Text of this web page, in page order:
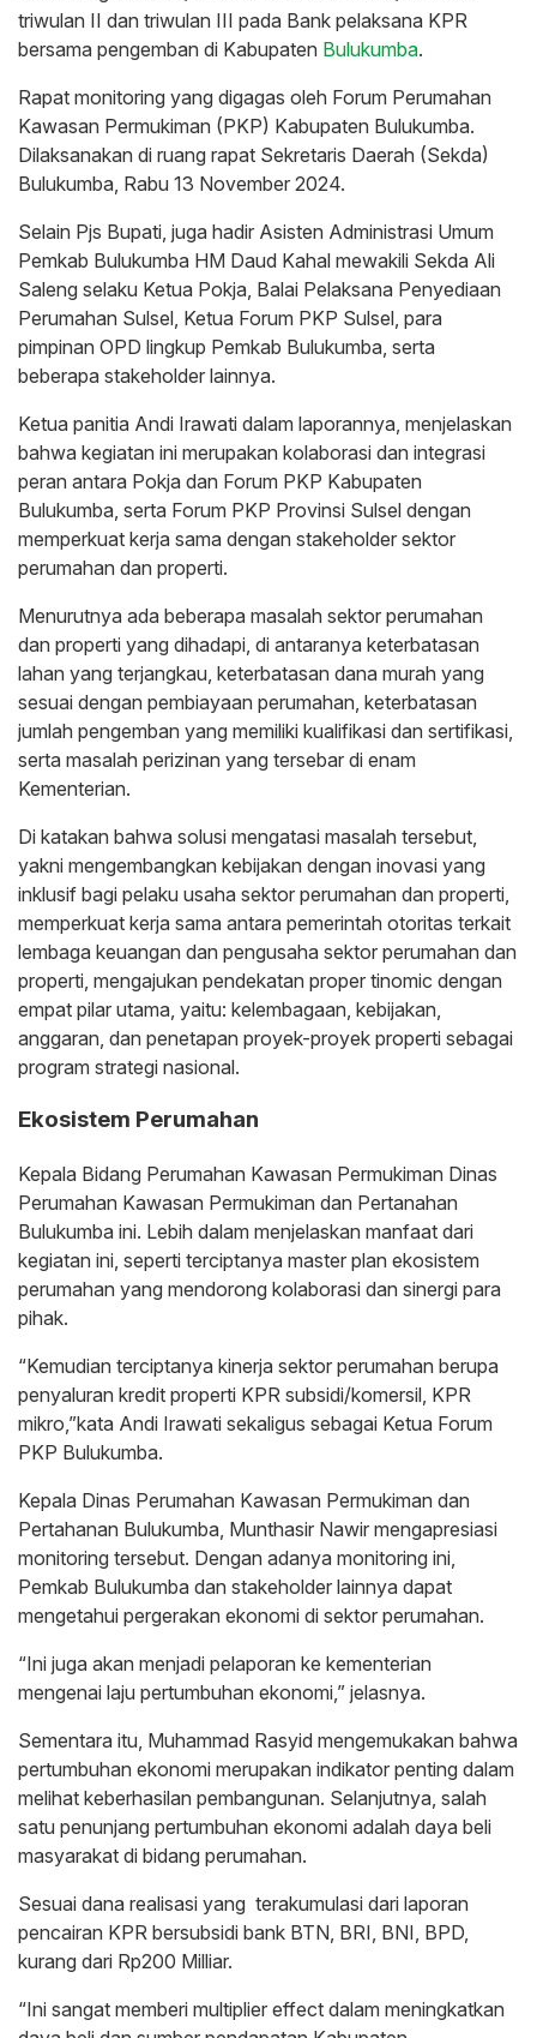
triwulan II dan triwulan III pada Bank pelaksana KPR
bersama pengemban di Kabupaten Bulukumba.
Rapat monitoring yang digagas oleh Forum Perumahan
Kawasan Permukiman (PKP) Kabupaten Bulukumba.
Dilaksanakan di ruang rapat Sekretaris Daerah (Sekda)
Bulukumba, Rabu 13 November 2024.
Selain Pjs Bupati, juga hadir Asisten Administrasi Umum
Pemkab Bulukumba HM Daud Kahal mewakili Sekda Ali
Saleng selaku Ketua Pokja, Balai Pelaksana Penyediaan
Perumahan Sulsel, Ketua Forum PKP Sulsel, para
pimpinan OPD lingkup Pemkab Bulukumba, serta
beberapa stakeholder lainnya.
Ketua panitia Andi Irawati dalam laporannya, menjelaskan
bahwa kegiatan ini merupakan kolaborasi dan integrasi
peran antara Pokja dan Forum PKP Kabupaten
Bulukumba, serta Forum PKP Provinsi Sulsel dengan
memperkuat kerja sama dengan stakeholder sektor
perumahan dan properti.
Menurutnya ada beberapa masalah sektor perumahan
dan properti yang dihadapi, di antaranya keterbatasan
lahan yang terjangkau, keterbatasan dana murah yang
sesuai dengan pembiayaan perumahan, keterbatasan
jumlah pengemban yang memiliki kualifikasi dan sertifikasi,
serta masalah perizinan yang tersebar di enam
Kementerian.
Di katakan bahwa solusi mengatasi masalah tersebut,
yakni mengembangkan kebijakan dengan inovasi yang
inklusif bagi pelaku usaha sektor perumahan dan properti,
memperkuat kerja sama antara pemerintah otoritas terkait
lembaga keuangan dan pengusaha sektor perumahan dan
properti, mengajukan pendekatan proper tinomic dengan
empat pilar utama, yaitu: kelembagaan, kebijakan,
anggaran, dan penetapan proyek-proyek properti sebagai
program strategi nasional.
Ekosistem Perumahan
Kepala Bidang Perumahan Kawasan Permukiman Dinas
Perumahan Kawasan Permukiman dan Pertanahan
Bulukumba ini. Lebih dalam menjelaskan manfaat dari
kegiatan ini, seperti terciptanya master plan ekosistem
perumahan yang mendorong kolaborasi dan sinergi para
pihak.
“Kemudian terciptanya kinerja sektor perumahan berupa
penyaluran kredit properti KPR subsidi/komersil, KPR
mikro,”kata Andi Irawati sekaligus sebagai Ketua Forum
PKP Bulukumba.
Kepala Dinas Perumahan Kawasan Permukiman dan
Pertahanan Bulukumba, Munthasir Nawir mengapresiasi
monitoring tersebut. Dengan adanya monitoring ini,
Pemkab Bulukumba dan stakeholder lainnya dapat
mengetahui pergerakan ekonomi di sektor perumahan.
“Ini juga akan menjadi pelaporan ke kementerian
mengenai laju pertumbuhan ekonomi,” jelasnya.
Sementara itu, Muhammad Rasyid mengemukakan bahwa
pertumbuhan ekonomi merupakan indikator penting dalam
melihat keberhasilan pembangunan. Selanjutnya, salah
satu penunjang pertumbuhan ekonomi adalah daya beli
masyarakat di bidang perumahan.
Sesuai dana realisasi yang terakumulasi dari laporan
pencairan KPR bersubsidi bank BTN, BRI, BNI, BPD,
kurang dari Rp200 Milliar.
“Ini sangat memberi multiplier effect dalam meningkatkan